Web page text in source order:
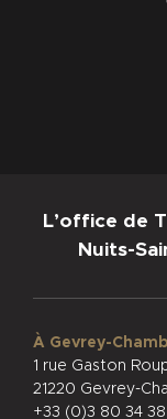
L’office de
Nuits-
À Gevrey-
1 rue Gaston
21220 Gevrey-
+33 (0)3 80 34